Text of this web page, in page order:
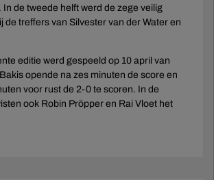
In de tweede helft werd de zege veilig
de treffers van Silvester van der Water en
editie werd gespeeld op 10 april van
opende na zes minuten de score en
voor rust de 2-0 te scoren. In de
ook Robin Pröpper en Rai Vloet het